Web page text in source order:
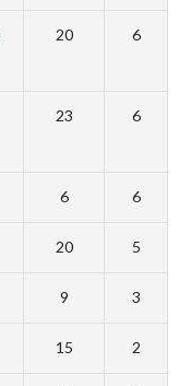
20 6
23 6
6 6
20 5
9 3
15 2